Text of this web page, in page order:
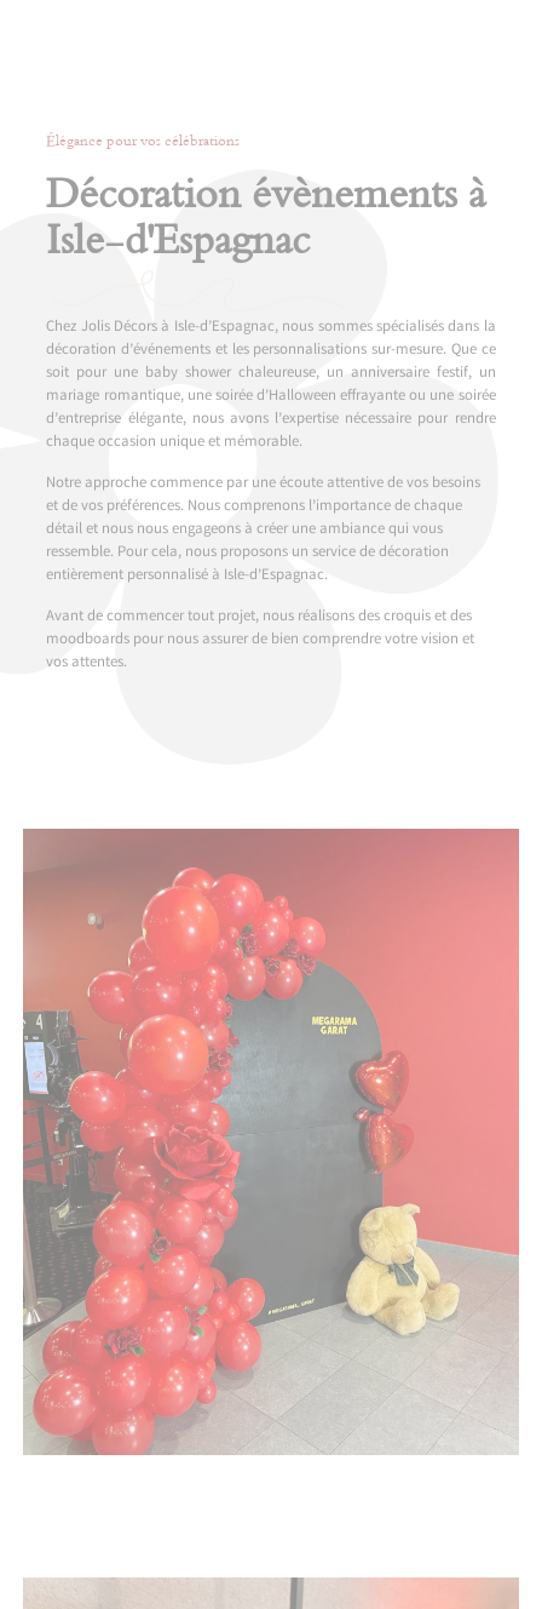
Élégance pour vos célébrations
Décoration évènements à
Isle-d'Espagnac
Chez Jolis Décors à Isle-d’Espagnac, nous sommes spécialisés dans la
décoration d’événements et les personnalisations sur-mesure. Que ce
soit pour une baby shower chaleureuse, un anniversaire festif, un
mariage romantique, une soirée d’Halloween effrayante ou une soirée
d’entreprise élégante, nous avons l’expertise nécessaire pour rendre
chaque occasion unique et mémorable.
Notre approche commence par une écoute attentive de vos besoins
et de vos préférences. Nous comprenons l’importance de chaque
détail et nous nous engageons à créer une ambiance qui vous
ressemble. Pour cela, nous proposons un service de décoration
entièrement personnalisé à Isle-d’Espagnac.
Avant de commencer tout projet, nous réalisons des croquis et des
moodboards pour nous assurer de bien comprendre votre vision et
vos attentes.